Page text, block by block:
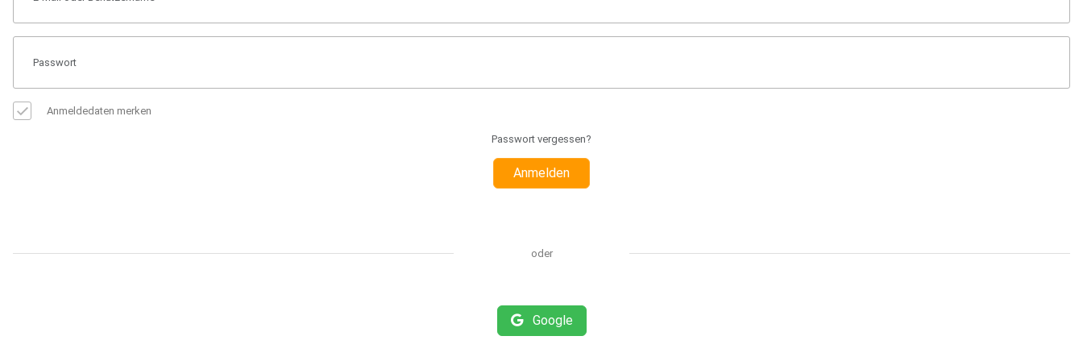
Anmeldedaten merken
Passwort vergessen?
Anmelden
oder
Google